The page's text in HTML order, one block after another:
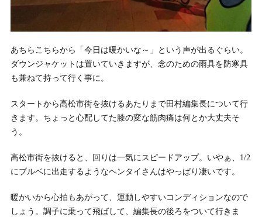
あちらこちらから「今日は暖かいな～」という声が出るぐらい。
ダウンジャケットは置いていきますが、念のための雨具を防寒具
も兼ねて持って行く事に。
スタートから高松市街を抜けるあたりまで田村編集長について行
きます。ちょっと心配してた膝の変な筋肉痛は何とか大丈夫そ
う。
高松市街を抜けると、回りは一気にスピードアップ。いやぁ、1/2
にブルベに出走するようなヘンタイさんはやっぱり凄いです。
暖かいから心拍もあがって、運動しやすいコンディションなので
しょう。調子に乗って飛ばして、編集長の後ろをついて行きま